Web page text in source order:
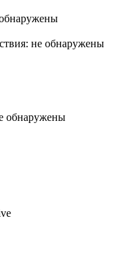
не обнаружены
обнаружены